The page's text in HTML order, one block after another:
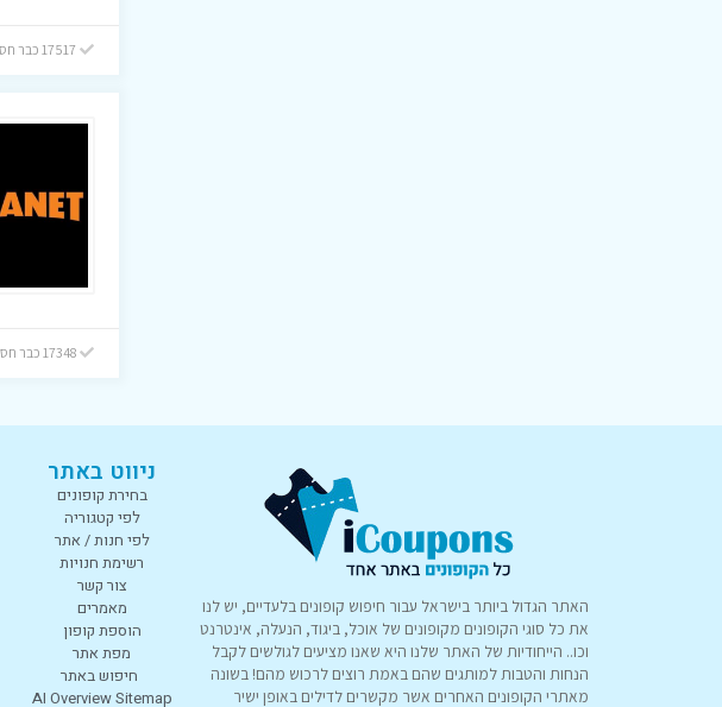
17348 כבר חסכו! 4 היום
האתר הגדול ביותר בישראל עבור חיפוש קופונים בלעדיים, יש לנו
את כל סוגי הקופונים מקופונים של אוכל, ביגוד, הנעלה, אינטרנט
וכו.. הייחודיות של האתר שלנו היא שאנו מציעים לגולשים לקבל
הנחות והטבות למותגים שהם באמת רוצים לרכוש מהם! בשונה
מאתרי הקופונים האחרים אשר מקשרים לדילים באופן ישיר
ניווט באתר
בחירת קופונים
לפי קטגוריה
לפי חנות / אתר
רשימת חנויות
צור קשר
מאמרים
הוספת קופון
מפת אתר
חיפוש באתר
AI Overview Sitemap